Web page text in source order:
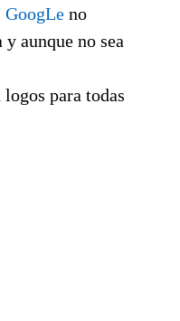
GoogLe no
aunque no sea
para todas